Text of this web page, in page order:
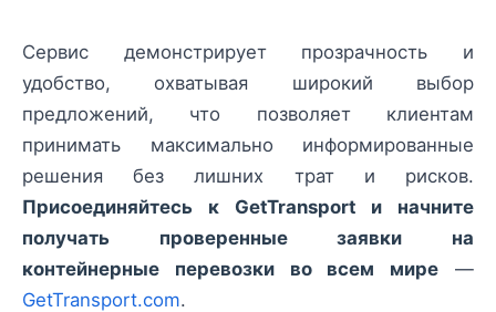
Сервис демонстрирует прозрачность и
удобство, охватывая широкий выбор
предложений, что позволяет клиентам
принимать максимально информированные
решения без лишних трат и рисков.
Присоединяйтесь к GetTransport и начните
получать проверенные заявки на
контейнерные перевозки во всем мире —
GetTransport.com.